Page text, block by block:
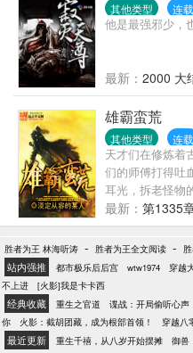
其他类型 连载
他是最强邪少，
最新： 2000 大
雄霸蛮荒
其他类型 连载
天才们在修炼着
们的师傅打得吐
耳光，拆老怪物
最新： 第1335
胜者为王 林海听涛 - 胜者为王全文阅读 -
站内强推 都市极乐后后宫 wtw1974 穿越
不上进
[火影]我是卡卡西
经典收藏 重生之官道 谍战：开局偷听心声
你
火影：截胡团藏，成为根部首领！ 穿越八
最近更新 重生千禧，从八岁开始摆摊 御兽